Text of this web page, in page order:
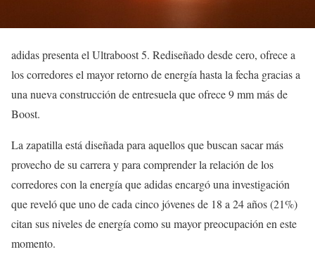
adidas presenta el Ultraboost 5. Rediseñado desde cero, ofrece a
los corredores el mayor retorno de energía hasta la fecha gracias a
una nueva construcción de entresuela que ofrece 9 mm más de
Boost.
La zapatilla está diseñada para aquellos que buscan sacar más
provecho de su carrera y para comprender la relación de los
corredores con la energía que adidas encargó una investigación
que reveló que uno de cada cinco jóvenes de 18 a 24 años (21%)
citan sus niveles de energía como su mayor preocupación en este
momento.